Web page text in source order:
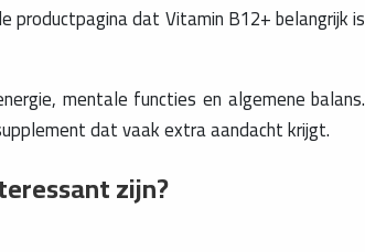
productpagina dat Vitamin B12+ belangrijk is
mentale functies en algemene balans.
dat vaak extra aandacht krijgt.
zijn?